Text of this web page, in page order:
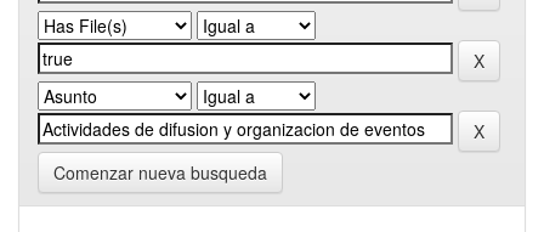
Comenzar nueva busqueda